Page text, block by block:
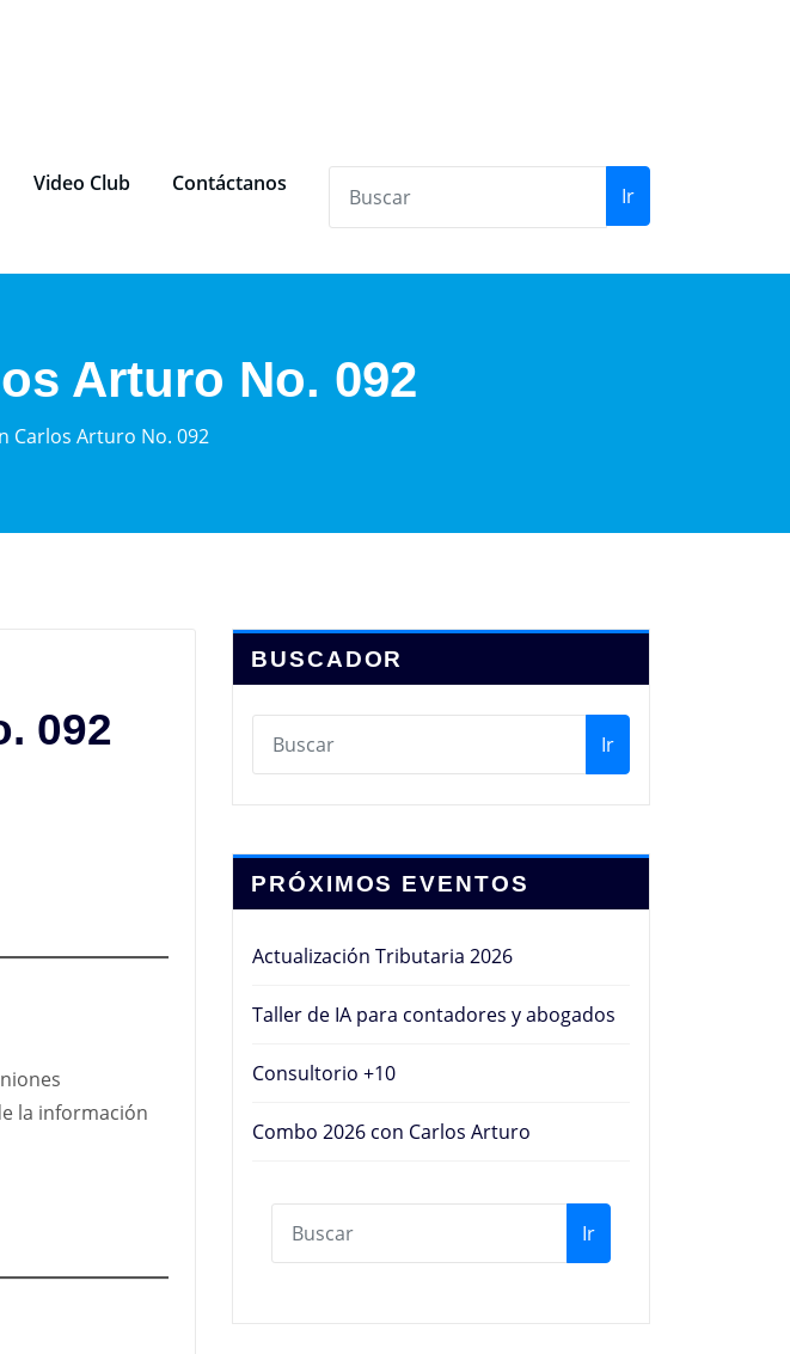
Video Club Contáctanos Ir
Arturo No. 092
Carlos Arturo No. 092
092
la información
BUSCADOR
Ir
PRÓXIMOS EVENTOS
Actualización Tributaria 2026
Taller de IA para contadores y abogados
Consultorio +10
Combo 2026 con Carlos Arturo
Ir